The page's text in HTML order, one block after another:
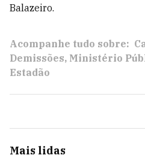
Balazeiro.
Acompanhe tudo sobre:
Demissões Ministério
Estadão
Mais lidas